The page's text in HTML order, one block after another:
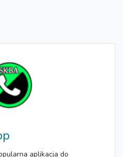
aplikacja do